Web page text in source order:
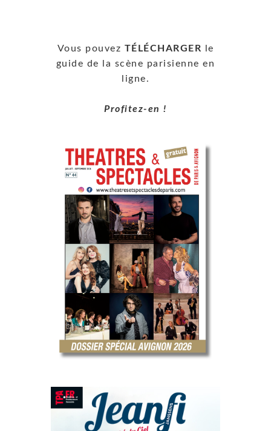
Vous pouvez TÉLÉCHARGER le
guide de la scène parisienne en
ligne.
Profitez-en !